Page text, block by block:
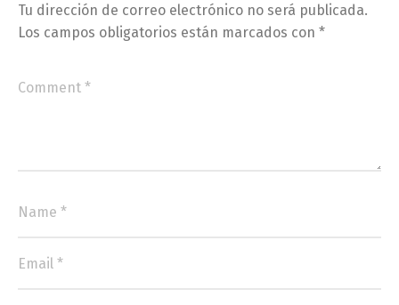
Tu dirección de correo electrónico no será publicada.
Los campos obligatorios están marcados con *